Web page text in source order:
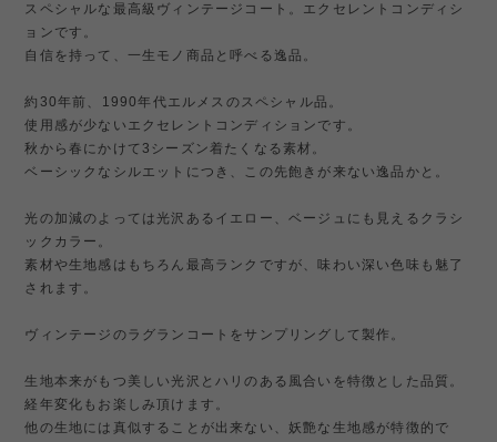
スペシャルな最高級ヴィンテージコート。エクセレントコンディシ
ョンです。
自信を持って、一生モノ商品と呼べる逸品。
約30年前、1990年代エルメスのスペシャル品。
使用感が少ないエクセレントコンディションです。
秋から春にかけて3シーズン着たくなる素材。
ベーシックなシルエットにつき、この先飽きが来ない逸品かと。
光の加減のよっては光沢あるイエロー、ベージュにも見えるクラシ
ックカラー。
素材や生地感はもちろん最高ランクですが、味わい深い色味も魅了
されます。
ヴィンテージのラグランコートをサンプリングして製作。
生地本来がもつ美しい光沢とハリのある風合いを特徴とした品質。
経年変化もお楽しみ頂けます。
他の生地には真似することが出来ない、妖艶な生地感が特徴的で